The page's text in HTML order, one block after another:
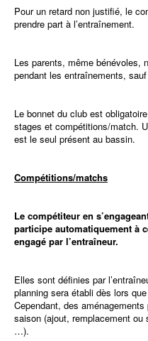
Pour un retard non justifié, le
prendre part à l’entraînement.
Les parents, même bénévoles,
pendant les entraînements,
Le bonnet du club est
stages et compétitions/match.
est le seul présent au bassin.
Compétitions/matchs
Le compétiteur en
participe automatiquement à
engagé par l’entraîneur.
Elles sont définies par
planning sera établi dès lors
Cependant, des
saison (ajout, remplacement ou
…).